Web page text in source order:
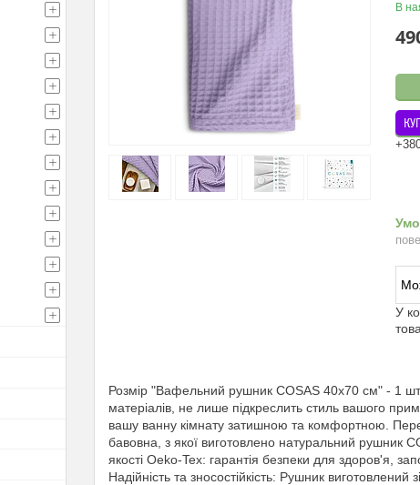
В
У
Розмір "Вафельний рушник COSAS 40х70 см" - 1
матеріалів, не лише підкреслить стиль вашого
вашу ванну кімнату затишною та комфортною.
бавовна, з якої виготовлено натуральний рушник
якості Oeko-Tex: гарантія безпеки для здоров'я,
Надійність та зносостійкість: Рушник